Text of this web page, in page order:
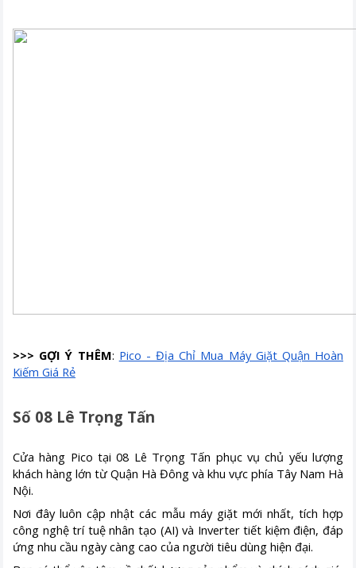
>>> GỢI Ý THÊM: Pico - Địa Chỉ Mua Máy Giặt Quận Hoàn
Kiếm Giá Rẻ
Số 08 Lê Trọng Tấn
Cửa hàng Pico tại 08 Lê Trọng Tấn phục vụ chủ yếu lượng
khách hàng lớn từ Quận Hà Đông và khu vực phía Tây Nam Hà
Nội.
Nơi đây luôn cập nhật các mẫu máy giặt mới nhất, tích hợp
công nghệ trí tuệ nhân tạo (AI) và Inverter tiết kiệm điện, đáp
ứng nhu cầu ngày càng cao của người tiêu dùng hiện đại.